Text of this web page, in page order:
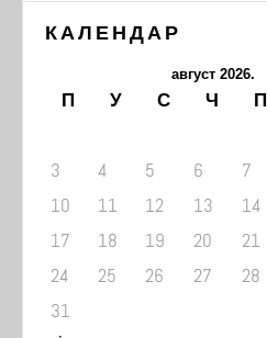
КАЛЕНДАР
август 2026.
П У С Ч П
3
4 5 6 7
10
11 12 13 14
17
18 19 20 21
24
25 26 27 28
31